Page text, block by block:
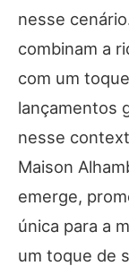
nesse
combinam a
com um
lançamentos
nesse
Maison
emerge,
única para a
um toque de